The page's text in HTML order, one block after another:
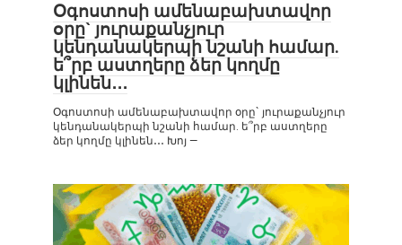
Օգոստոսի ամենաբախտավոր
օրը` յուրաքանչյուր
կենդանակերպի նշանի համար.
ե՞րբ աստղերը ձեր կողմը
կլինեն․․․
Օգոստոսի ամենաբախտավոր օրը` յուրաքանչյուր
կենդանակերպի նշանի համար. ե՞րբ աստղերը
ձեր կողմը կլինեն․․․ Խոյ —